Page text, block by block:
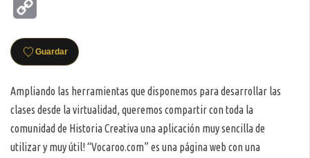
Guardar
Ampliando las herramientas que disponemos para desarrollar las
clases desde la virtualidad, queremos compartir con toda la
comunidad de Historia Creativa una aplicación muy sencilla de
utilizar y muy útil! “Vocaroo.com” es una página web con una